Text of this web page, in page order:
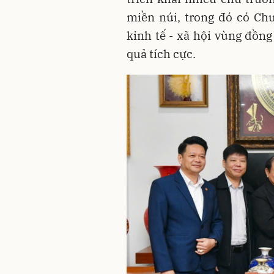
miền núi, trong đó có
kinh tế - xã hội vùng
quả tích cực.